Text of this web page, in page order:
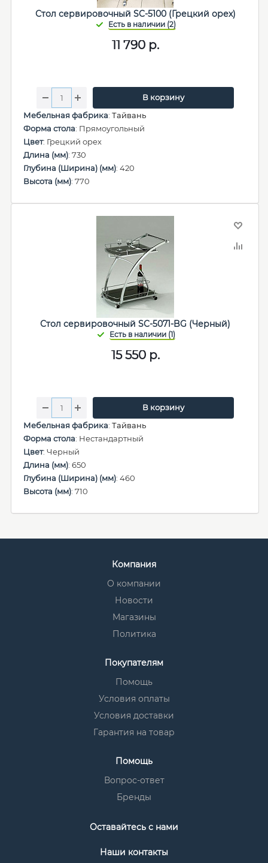
Стол сервировочный SC-5100 (Грецкий орех)
11 790р.
В корзину
Мебельная фабрика: Тайвань
Форма стола: Прямоугольный
Цвет: Грецкий орех
Длина (мм): 730
Глубина (Ширина) (мм): 420
Высота (мм): 770
Стол сервировочный SC-5071-BG (Черный)
15 550р.
В корзину
Мебельная фабрика: Тайвань
Форма стола: Нестандартный
Цвет: Черный
Длина (мм): 650
Глубина (Ширина) (мм): 460
Высота (мм): 710
Компания
О компании
Новости
Магазины
Политика
Покупателям
Помощь
Условия оплаты
Условия доставки
Гарантия на товар
Помощь
Вопрос-ответ
Бренды
Оставайтесь с нами
Наши контакты